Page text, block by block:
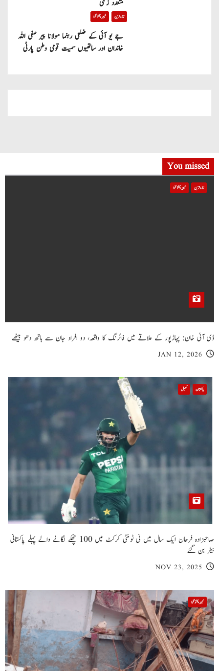
متعدد زخمی
تازہ ترین خیبر پختونخوا
جے یو آئی کے ضلعی رہنما مولانا پیر صفی اللہ
خاندان اور ساتھیوں سمیت قومی وطن پارٹی
You missed
تازہ ترین خیبر پختونخوا
ڈی آئی خان: پہاڑپور کے علاقے میں فائرنگ کا واقعہ، دو افراد جان سے ہاتھ دھو بیٹھے
JAN 12, 2026
پاکستان کھیل
صاحبزادہ فرحان ایک سال میں ٹی ٹوئنٹی کرکٹ میں 100 چھکے لگانے والے پہلے پاکستانی
بیٹر بن گئے
NOV 23, 2025
خیبر پختونخوا